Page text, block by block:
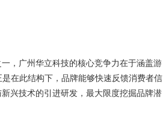
，广州华立科技的核心竞争力在于涵盖游
在此结构下，品牌能够快速反馈消费者信
兴技术的引进研发，最大限度挖掘品牌潜